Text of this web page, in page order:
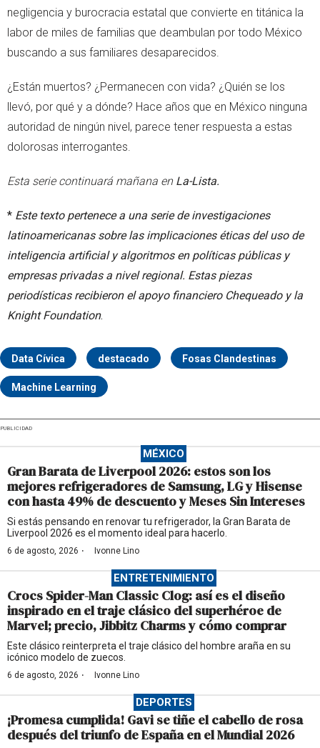
negligencia y burocracia estatal que convierte en titánica la
labor de miles de familias que deambulan por todo México
buscando a sus familiares desaparecidos.
¿Están muertos? ¿Permanecen con vida? ¿Quién se los
llevó, por qué y a dónde? Hace años que en México ninguna
autoridad de ningún nivel, parece tener respuesta a estas
dolorosas interrogantes.
Esta serie continuará mañana en La-Lista.
* Este texto pertenece a una serie de investigaciones
latinoamericanas sobre las implicaciones éticas del uso de
inteligencia artificial y algoritmos en políticas públicas y
empresas privadas a nivel regional. Estas piezas
periodísticas recibieron el apoyo financiero Chequeado y la
Knight Foundation.
Data Cívica destacado Fosas Clandestinas
Machine Learning
PUBLICIDAD
MÉXICO
Gran Barata de Liverpool 2026: estos son los
mejores refrigeradores de Samsung, LG y Hisense
con hasta 49% de descuento y Meses Sin Intereses
Si estás pensando en renovar tu refrigerador, la Gran Barata de
Liverpool 2026 es el momento ideal para hacerlo.
6 de agosto, 2026 · Ivonne Lino
ENTRETENIMIENTO
Crocs Spider-Man Classic Clog: así es el diseño
inspirado en el traje clásico del superhéroe de
Marvel; precio, Jibbitz Charms y cómo comprar
Este clásico reinterpreta el traje clásico del hombre araña en su
icónico modelo de zuecos.
6 de agosto, 2026 · Ivonne Lino
DEPORTES
¡Promesa cumplida! Gavi se tiñe el cabello de rosa
después del triunfo de España en el Mundial 2026